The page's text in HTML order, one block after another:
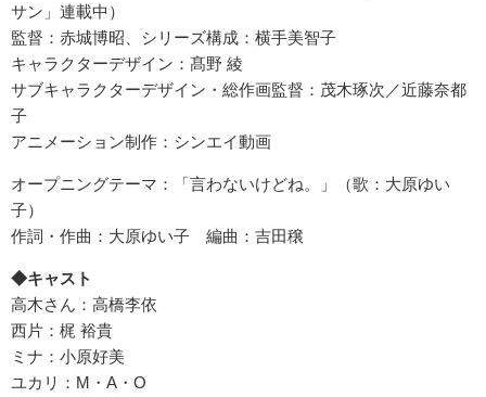
サン」連載中）
監督：赤城博昭、シリーズ構成：横手美智子
キャラクターデザイン：髙野 綾
サブキャラクターデザイン・総作画監督：茂木琢次／近藤奈都
子
アニメーション制作：シンエイ動画
オープニングテーマ：「言わないけどね。」（歌：大原ゆい
子）
作詞・作曲：大原ゆい子 編曲：吉田穣
◆キャスト
高木さん：高橋李依
西片：梶 裕貴
ミナ：小原好美
ユカリ：M・A・O